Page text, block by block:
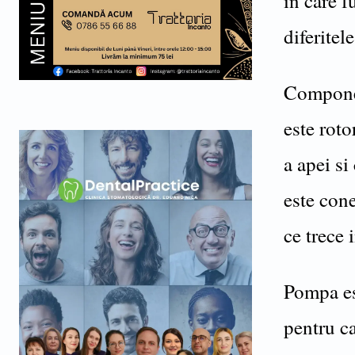
este
a apei
este
ce trece
Pompa
pentru